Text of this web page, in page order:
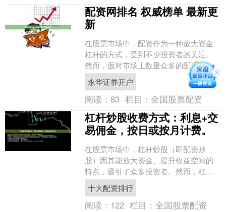
配资网排名 权威榜单 最新更
新
在股票市场中，配资作为一种放大资金
杠杆的方式，受到不少投资者的关注。
然而，面对市场上数量众多的配资平
台，如何选择一家安全、可靠、服务优
质的配资网，成为许多股民的....
永华证券开户
阅读：83 栏目：全国股票配资
杠杆炒股收费方式：利息+交
易佣金，按日或按月计费。
在股票市场中，杠杆炒股（即配资炒
股）因其能放大资金、提升收益空间的
特点，吸引了众多投资者。然而，杠杆
炒股并非“免费午餐”，其收费方式通常由
**利息**和**交易....
十大配资排行
阅读： 122 栏目：全国股票配资